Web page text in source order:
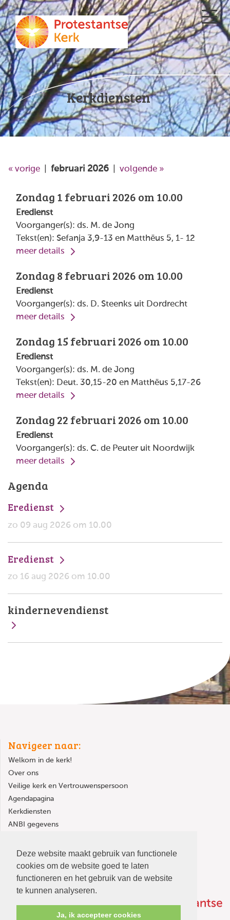
Deze website maakt gebruik van functionele
cookies om de website goed te laten
functioneren en het gebruik van de website
te kunnen analyseren.
Ja, ik accepteer cookies
Kerkdiensten
« vorige februari 2026 volgende »
Zondag 1 februari 2026 om 10.00
Eredienst
Voorganger(s): ds. M. de Jong
Tekst(en): Sefanja 3,9-13 en Matthëus 5, 1- 12
meer details
Zondag 8 februari 2026 om 10.00
Eredienst
Voorganger(s): ds. D. Steenks uit Dordrecht
meer details
Zondag 15 februari 2026 om 10.00
Eredienst
Voorganger(s): ds. M. de Jong
Tekst(en): Deut. 30,15-20 en Matthëus 5,17-26
meer details
Zondag 22 februari 2026 om 10.00
Eredienst
Voorganger(s): ds. C. de Peuter uit Noordwijk
meer details
Agenda
Eredienst
zo 09 aug 2026 om 10.00
Eredienst
zo 16 aug 2026 om 10.00
kindernevendienst
Navigeer naar:
Welkom in de kerk!
Over ons
Veilige kerk en Vertrouwenspersoon
Agendapagina
Kerkdiensten
ANBI gegevens